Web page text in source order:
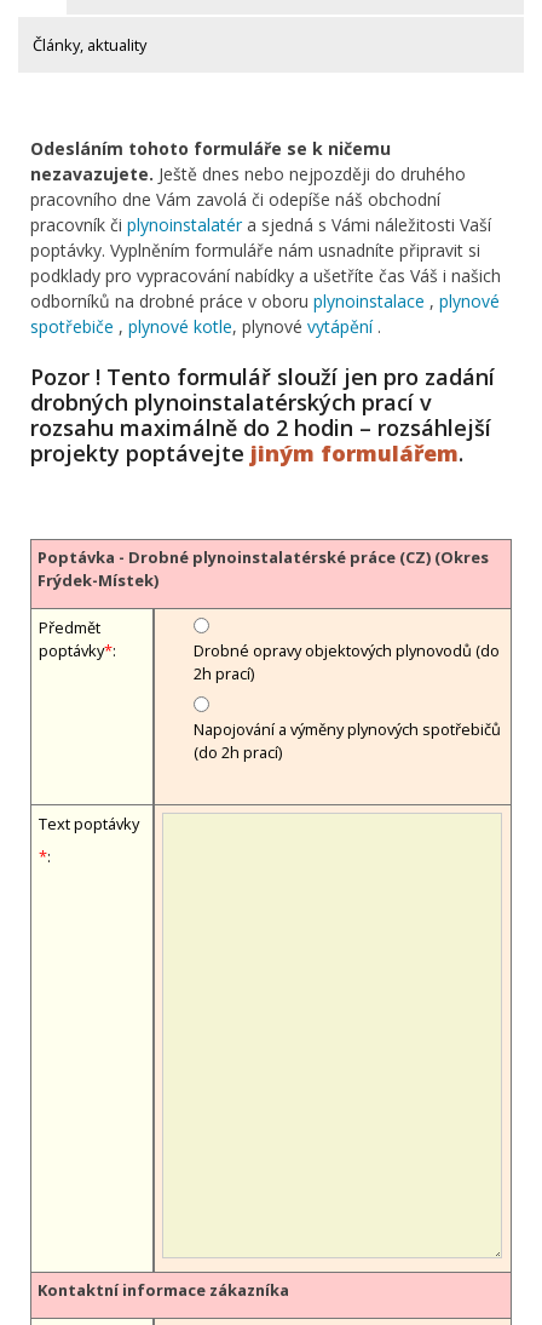
Články, aktuality
Odesláním tohoto formuláře se k ničemu
nezavazujete. Ještě dnes nebo nejpozději do druhého
pracovního dne Vám zavolá či odepíše náš obchodní
pracovník či plynoinstalatéra sjedná s Vámi náležitosti Vaší
poptávky. Vyplněním formuláře nám usnadníte připravit si
podklady pro vypracování nabídky a ušetříte čas Váš i našich
odborníků na drobné práce v oboru plynoinstalace , plynové
spotřebiče , plynové kotle, plynové vytápění.
Pozor ! Tento formulář slouží jen pro zadání
drobných plynoinstalatérských prací v
rozsahu maximálně do 2 hodin – rozsáhlejší
projekty poptávejte jiným formulářem.
Poptávka - Drobné plynoinstalatérské práce (CZ) (Okres
Frýdek-Místek)
Předmět
poptávky*:
Drobné opravy objektových plynovodů (do
2h prací)
Napojování a výměny plynových spotřebičů
(do 2h prací)
Text poptávky
*:
Kontaktní informace zákazníka